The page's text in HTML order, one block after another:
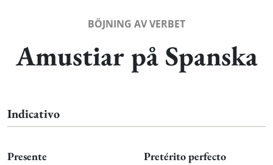
BÖJNING AV VERBET
Amustiar på Spanska
Indicativo
Presente Pretérito perfecto